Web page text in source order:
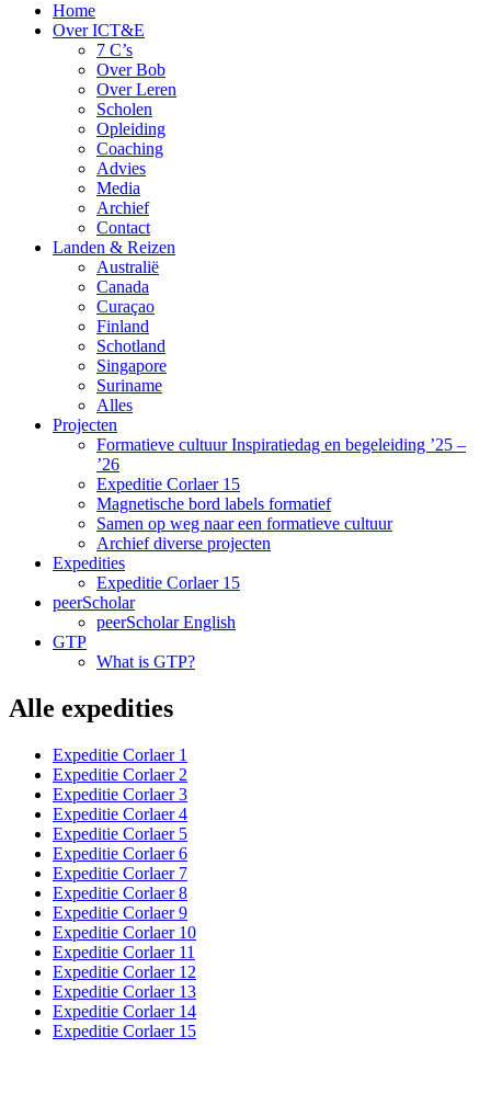
Home
Over ICT&E
7 C’s
Over Bob
Over Leren
Scholen
Opleiding
Coaching
Advies
Media
Archief
Contact
Landen & Reizen
Australië
Canada
Curaçao
Finland
Schotland
Singapore
Suriname
Alles
Projecten
Formatieve cultuur Inspiratiedag en begeleiding ’25 –
’26
Expeditie Corlaer 15
Magnetische bord labels formatief
Samen op weg naar een formatieve cultuur
Archief diverse projecten
Expedities
Expeditie Corlaer 15
peerScholar
peerScholar English
GTP
What is GTP?
Alle expedities
Expeditie Corlaer 1
Expeditie Corlaer 2
Expeditie Corlaer 3
Expeditie Corlaer 4
Expeditie Corlaer 5
Expeditie Corlaer 6
Expeditie Corlaer 7
Expeditie Corlaer 8
Expeditie Corlaer 9
Expeditie Corlaer 10
Expeditie Corlaer 11
Expeditie Corlaer 12
Expeditie Corlaer 13
Expeditie Corlaer 14
Expeditie Corlaer 15